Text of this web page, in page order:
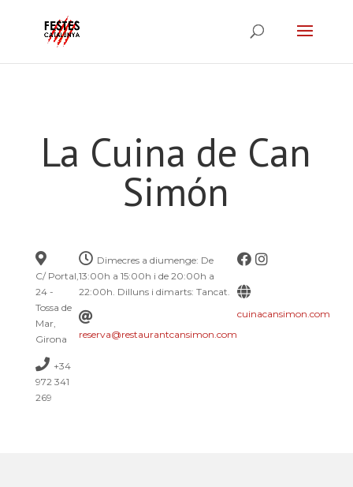
La Cuina de Can
Simón
C/ Portal,
24 -
Tossa de
Mar,
Girona
+34
972 341
269
Dimecres a diumenge: De
13:00h a 15:00h i de 20:00h a
22:00h. Dilluns i dimarts: Tancat.
reserva@restaurantcansimon.com
cuinacansimon.com